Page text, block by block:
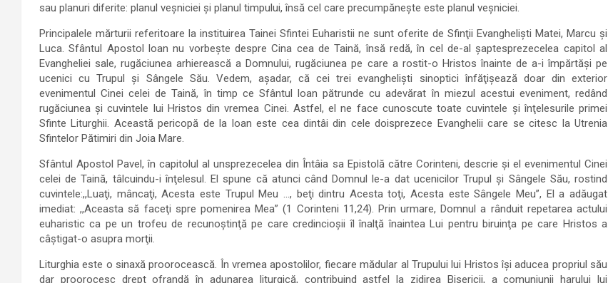
sau planuri diferite: planul veşniciei şi planul timpului, însă cel care precumpăneşte este planul veşniciei.
Principalele mărturii referitoare la instituirea Tainei Sfintei Euharistii ne sunt oferite de Sfinţii Evanghelişti Matei, Marcu şi
Luca. Sfântul Apostol loan nu vorbeşte despre Cina cea de Taină, însă redă, în cel de-al şaptesprezecelea capitol al
Evangheliei sale, rugăciunea arhierească a Domnului, rugăciunea pe care a rostit-o Hristos înainte de a-i împărtăşi pe
ucenici cu Trupul şi Sângele Său. Vedem, aşadar, că cei trei evanghelişti sinoptici înfăţişează doar din exterior
evenimentul Cinei celei de Taină, în timp ce Sfântul loan pătrunde cu adevărat în miezul acestui eveniment, redând
rugăciunea şi cuvintele lui Hristos din vremea Cinei. Astfel, el ne face cunoscute toate cuvintele şi înţelesurile primei
Sfinte Liturghii. Această pericopă de la loan este cea dintâi din cele doisprezece Evanghelii care se citesc la Utrenia
Sfintelor Pătimiri din Joia Mare.
Sfântul Apostol Pavel, în capitolul al unsprezecelea din Întâia sa Epistolă către Corinteni, descrie și el evenimentul Cinei
celei de Taină, tâlcuindu-i înţelesul. El spune că atunci când Domnul le-a dat ucenicilor Trupul şi Sângele Său, rostind
cuvintele:,,Luaţi, mâncaţi, Acesta este Trupul Meu …, beţi dintru Acesta toţi, Acesta este Sângele Meu”, El a adăugat
imediat: ,,Aceasta să faceţi spre pomenirea Mea” (1 Corinteni 11,24). Prin urmare, Domnul a rânduit repetarea actului
euharistic ca pe un trofeu de recunoştinţă pe care credincioşii îl înalţă înaintea Lui pentru biruinţa pe care Hristos a
câştigat-o asupra morţii.
Liturghia este o sinaxă proorocească. În vremea apostolilor, fiecare mădular al Trupului lui Hristos îşi aducea propriul său
dar proorocesc drept ofrandă în adunarea liturgică, contribuind astfel la zidirea Bisericii, a comuniunii harului lui